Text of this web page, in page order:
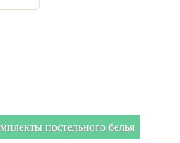
постельного белья